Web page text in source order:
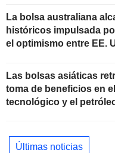
La bolsa australiana
históricos impulsada
el optimismo entre EE.
Las bolsas asiáticas
toma de beneficios en
tecnológico y el
Últimas noticias